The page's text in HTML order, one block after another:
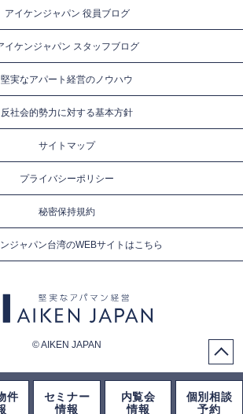
件
セミナー
情報
内覧会
情報
個別相談
予約
アイケンジャパン 役員ブログ
イケンジャパン スタッフブログ
堅実なアパート経営のノウハウ
反社会的勢力に対する基本方針
サイトマップ
プライバシーポリシー
秘密保持規約
ジャパン台湾のWEBサイトはこちら
© AIKEN JAPAN